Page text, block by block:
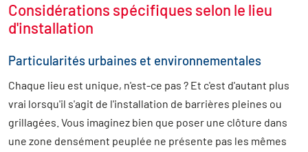
Considérations spécifiques selon le lieu
d'installation
Particularités urbaines et environnementales
Chaque lieu est unique, n'est-ce pas ? Et c'est d'autant plus
vrai lorsqu'il s'agit de l'installation de barrières pleines ou
grillagées. Vous imaginez bien que poser une clôture dans
une zone densément peuplée ne présente pas les mêmes